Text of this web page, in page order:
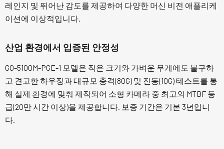
레인지 및 뛰어난 감도를 제공하여 다양한 머신 비전 애플리케
이션에 이상적입니다.
산업 환경에서 입증된 안정성
GO-5100M-PGE-1 모델은 작은 크기와 가벼운 무게에도 불구하
고 견고한 하우징과 대규모 충격(80G) 및 진동(10G) 테스트를 통
해 실제 환경에 맞춰 제작되어 소형 카메라 중 최고의 MTBF 등
급(20만 시간 이상)을 제공합니다. 보증 기간은 기본 3년입니
다.